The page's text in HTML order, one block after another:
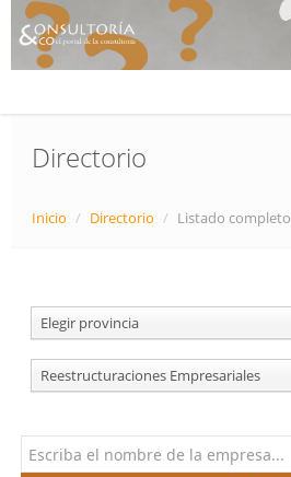
Contacto
Directorio
Inicio / Directorio / Listado completo
Elegir provincia
Reestructuraciones Empresariales